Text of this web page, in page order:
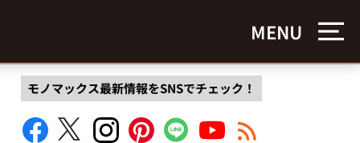
MENU
モノマックス最新情報をSNSでチェック！